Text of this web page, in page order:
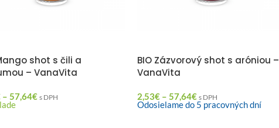
shot s čili a
– VanaVita
– 57,64€ s DPH
BIO Zázvorový shot s aróniou –
VanaVita
2,53€ – 57,64€ s DPH
Odosielame do 5 pracovných dní